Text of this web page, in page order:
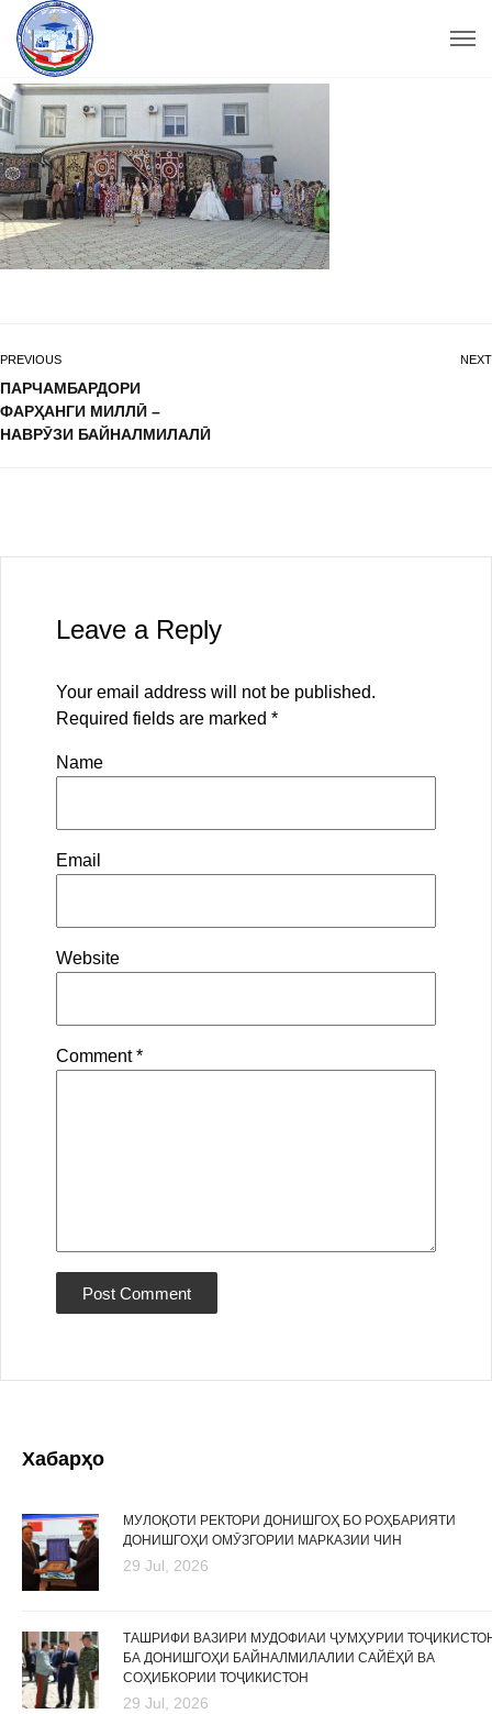
PREVIOUS
ПАРЧАМБАРДОРИ
ФАРҲАНГИ МИЛЛӢ –
НАВРӮЗИ БАЙНАЛМИЛАЛӢ
NEXT
Leave a Reply
Your email address will not be published.
Required fields are marked *
Name
Email
Website
Comment*
Хабарҳо
МУЛОҚОТИ РЕКТОРИ ДОНИШГОҲ БО РОҲБАРИЯТИ
ДОНИШГОҲИ ОМӮЗГОРИИ МАРКАЗИИ ЧИН
29 Jul, 2026
ТАШРИФИ ВАЗИРИ МУДОФИАИ ҶУМҲУРИИ
БА ДОНИШГОҲИ БАЙНАЛМИЛАЛИИ САЙЁҲӢ ВА
СОҲИБКОРИИ ТОҶИКИСТОН
29 Jul, 2026